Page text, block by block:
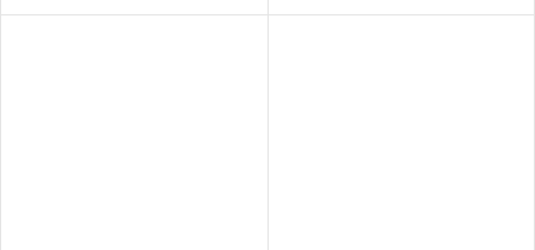
kolekce šperků. Materiál:
style4.cz. Po vyprodání již